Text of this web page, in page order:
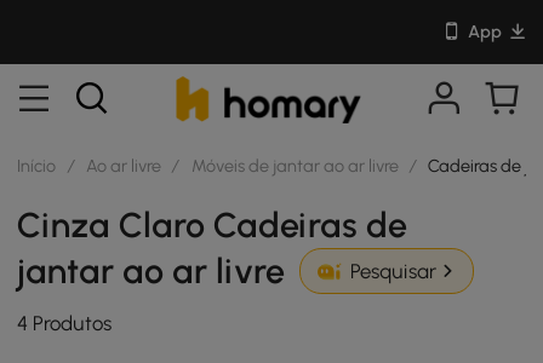
App
Início / Ao ar livre / Móveis de jantar ao ar livre / Cadeiras de
Cinza Claro Cadeiras de
jantar ao ar livre
Pesquisar
4 Produtos